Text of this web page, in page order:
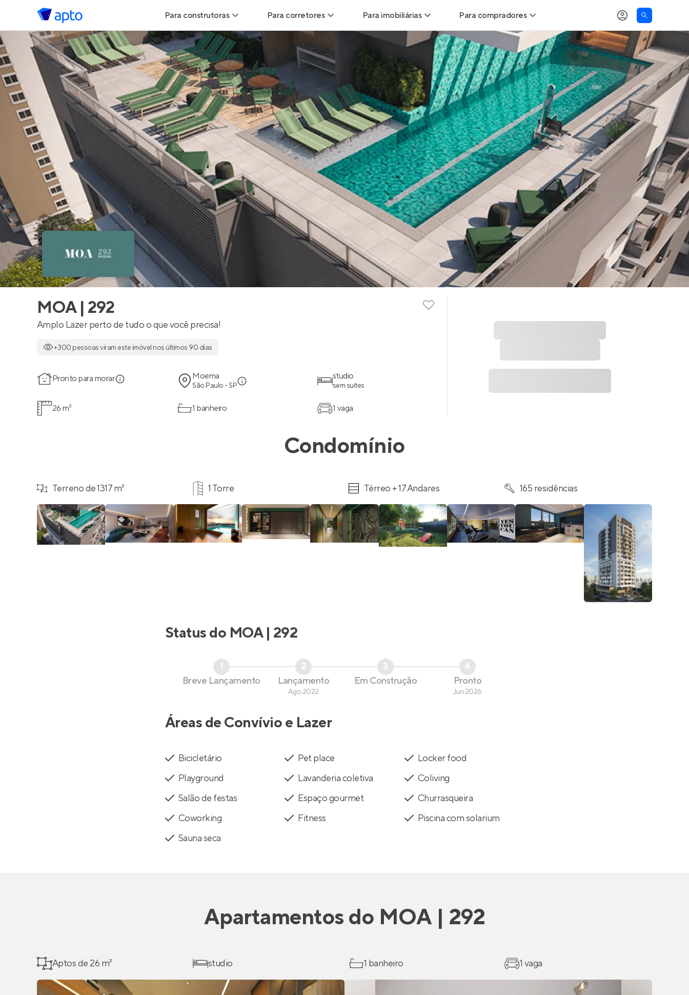
Para construtoras
Geração de Leads
Geração de Visitas
Geração de Vendas
Maiores Construtoras
Parcerias Imobiliárias
Anunciar Imóveis
Para corretores
Leads para Corretores
Corretor+
Parcerias imobiliárias
Hub de Corretores
Perfil Verificado
Anunciar imóveis
Para imobiliárias
Leads para Imobiliárias
Hub de imobiliárias
Anunciar imóveis
Para compradores
Buscar um imóvel novo
Calcule seu Poder de Compra
Comprar x Alugar
Correção do INCC
Simulador de Financiamento
Encontre um corretor
MOA | 292
Amplo Lazer perto de tudo o que você precisa!
+300 pessoas viram este imóvel nos últimos 90 dias
Pronto para morar Moema
São Paulo - SP
studio
sem suítes
26 m² 1 banheiro 1 vaga
Condomínio
Terreno de 1317 m² 1 Torre Térreo + 17 Andares 165 residências
Status do MOA | 292
1
Breve Lançamento
2
Lançamento
Ago 2022
3
Em Construção
4
Pronto
Jun 2026
Áreas de Convívio e Lazer
Bicicletário Pet place
Locker food
Playground
Lavanderia coletiva
Coliving
Salão de festas
Espaço gourmet
Churrasqueira
Coworking
Fitness
Piscina com solarium
Sauna seca
Apartamentos do MOA | 292
Aptos de 26 m² studio 1 banheiro 1 vaga